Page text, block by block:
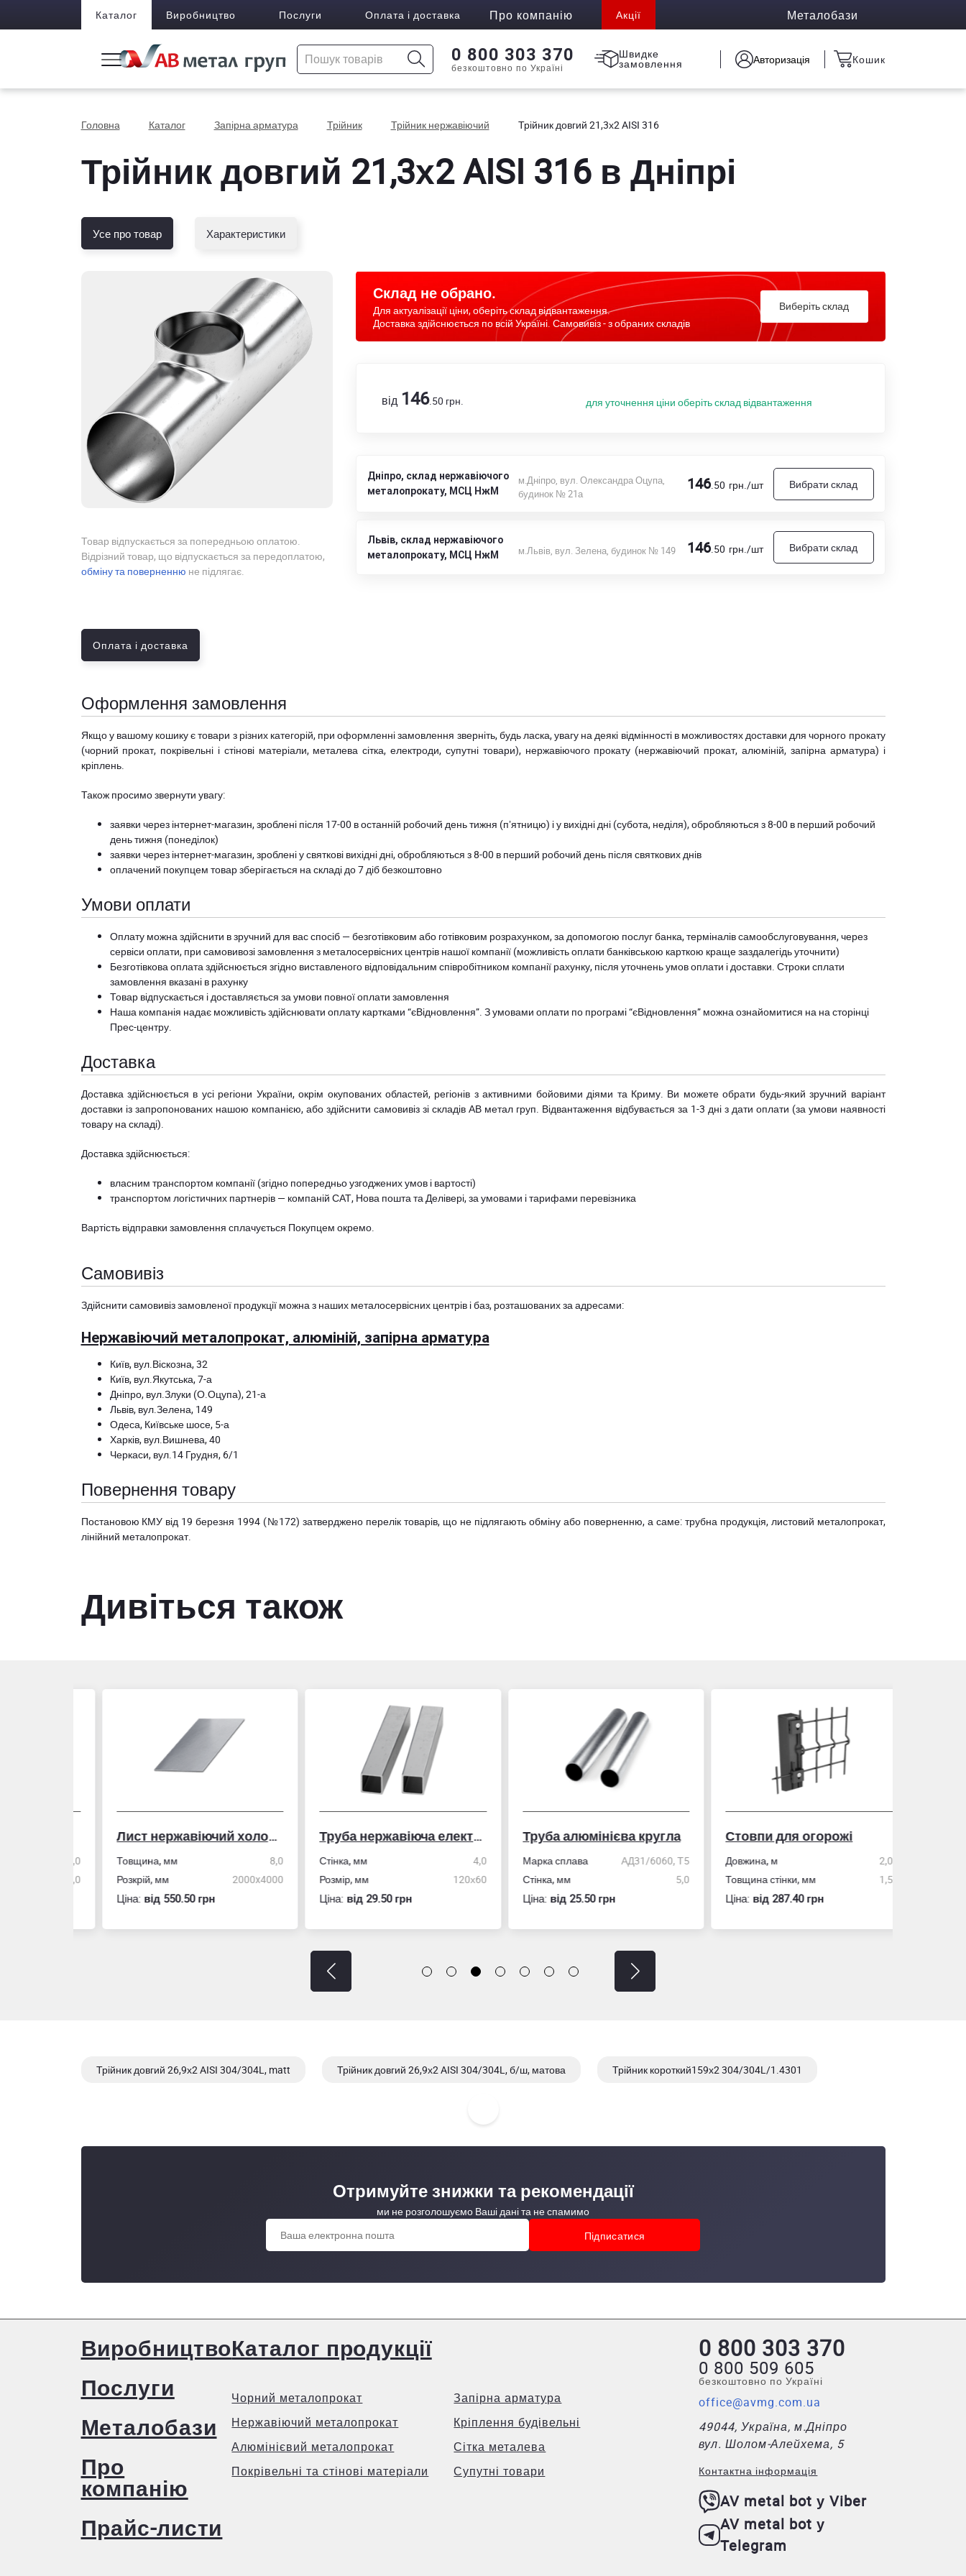
Каталог Виробництво Послуги Оплата і доставка Про компанію Акції Металобази
0 800 303 370
безкоштовно по Україні
Швидке
замовлення Авторизація Кошик
Головна Каталог Запірна арматура Трійник Трійник нержавіючий Трійник довгий 21,3х2 AISI 316
Трійник довгий 21,3х2 AISI 316 в Дніпрі
Усе про товар Характеристики
Товар відпускається за попередньою оплатою.
Відрізний товар, що відпускається за передоплатою,
обміну та поверненню не підлягає.
Склад не обрано.
Для актуалізації ціни, оберіть склад відвантаження.
Доставка здійснюється по всій Україні. Самовивіз - з обраних складів
Виберіть склад
від 146.50 грн. для уточнення ціни оберіть склад відвантаження
Дніпро, склад нержавіючого
металопрокату, МСЦ НжМ
м.Дніпро, вул. Олександра Оцупа,
будинок № 21а
146.50 грн./шт Вибрати склад
Львів, склад нержавіючого
металопрокату, МСЦ НжМ
м.Львів, вул. Зелена, будинок № 149 146.50 грн./шт Вибрати склад
Оплата і доставка
Оформлення замовлення
Якщо у вашому кошику є товари з різних категорій, при оформленні замовлення зверніть, будь ласка, увагу на деякі відмінності в можливостях доставки для чорного прокату
(чорний прокат, покрівельні і стінові матеріали, металева сітка, електроди, супутні товари), нержавіючого прокату (нержавіючий прокат, алюміній, запірна арматура) і
кріплень.
Також просимо звернути увагу:
заявки через інтернет-магазин, зроблені після 17-00 в останній робочий день тижня (пʼятницю) і у вихідні дні (субота, неділя), обробляються з 8-00 в перший робочий
день тижня (понеділок)
заявки через інтернет-магазин, зроблені у святкові вихідні дні, обробляються з 8-00 в перший робочий день після святкових днів
оплачений покупцем товар зберігається на складі до 7 діб безкоштовно
Умови оплати
Оплату можна здійснити в зручний для вас спосіб — безготівковим або готівковим розрахунком, за допомогою послуг банка, терміналів самообслуговування, через
сервіси оплати, при самовивозі замовлення з металосервісних центрів нашої компанії (можливість оплати банківською карткою краще заздалегідь уточнити)
Безготівкова оплата здійснюється згідно виставленого відповідальним співробітником компанії рахунку, після уточнень умов оплати і доставки. Строки сплати
замовлення вказані в рахунку
Товар відпускається і доставляється за умови повної оплати замовлення
Наша компанія надає можливість здійснювати оплату картками “єВідновлення”. З умовами оплати по програмі “єВідновлення” можна ознайомитися на на сторінці
Прес-центру.
Доставка
Доставка здійснюється в усі регіони України, окрім окупованих областей, регіонів з активними бойовими діями та Криму. Ви можете обрати будь-який зручний варіант
доставки із запропонованих нашою компанією, або здійснити самовивіз зі складів АВ метал груп. Відвантаження відбувається за 1-3 дні з дати оплати (за умови наявності
товару на складі).
Доставка здійснюється:
власним транспортом компанії (згідно попередньо узгоджених умов і вартості)
транспортом логістичних партнерів — компаній САТ, Нова пошта та Делівері, за умовами і тарифами перевізника
Вартість відправки замовлення сплачується Покупцем окремо.
Самовивіз
Здійснити самовивіз замовленої продукції можна з наших металосервісних центрів і баз, розташованих за адресами:
Нержавіючий металопрокат, алюміній, запірна арматура
Київ, вул.Віскозна, 32
Київ, вул.Якутська, 7-а
Дніпро, вул.Злуки (О.Оцупа), 21-а
Львів, вул.Зелена, 149
Одеса, Київське шосе, 5-а
Харків, вул.Вишнева, 40
Черкаси, вул.14 Грудня, 6/1
Повернення товару
Постановою КМУ від 19 березня 1994 (№172) затверджено перелік товарів, що не підлягають обміну або поверненню, а саме: трубна продукція, листовий металопрокат,
лінійний металопрокат.
Дивіться також
Лист нержавіючий холоднокатаний
Товщина, мм
Розкрій, мм
2000x4000
Ціна:вiд 550.50 грн
Труба нержавіюча електрозварна профільна
Стінка, мм
Розмір, мм
120х60
Ціна:вiд 29.50 грн
Труба алюмінієва кругла
Марка сплава
АД31/6060, Т5
Стінка, мм
Ціна:вiд 25.50 грн
Стовпи для огорожі
Довжина, м
Товщина стінки, мм
Ціна:вiд 287.40 грн
Трійник довгий 26,9х2 AISI 304/304L, matt Трійник довгий 26,9х2 AISI 304/304L, б/ш, матова Трійник короткий159х2 304/304L/1.4301
Отримуйте знижки та рекомендації
ми не розголошуємо Ваші дані та не спамимо
Виробництво
Послуги
Металобази
Про
компанію
Прайс-листи
Каталог продукції
Чорний металопрокат
Нержавіючий металопрокат
Алюмінієвий металопрокат
Покрівельні та стінові матеріали
Запірна арматура
Кріплення будівельні
Сітка металева
Супутні товари
0 800 303 370
0 800 509 605
безкоштовно по Україні
office@avmg.com.ua
49044, Україна, м.Дніпро
вул. Шолом-Алейхема, 5
Контактна інформація
AV metal bot у Viber
AV metal bot у
Telegram